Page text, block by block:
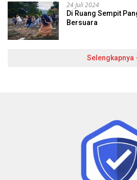
24 Juli 2024
Di Ruang Sempit
Bersuara
Selengkapnya